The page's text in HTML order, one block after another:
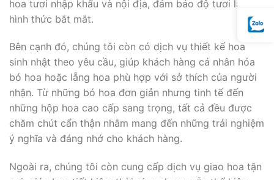
hoa tươi nhập khẩu và nội địa, đảm bảo độ tươi lâu và
hình thức bắt mắt.
Bên cạnh đó, chúng tôi còn có dịch vụ thiết kế hoa
sinh nhật theo yêu cầu, giúp khách hàng cá nhân hóa
bó hoa hoặc lẵng hoa phù hợp với sở thích của người
nhận. Từ những bó hoa đơn giản nhưng tinh tế đến
những hộp hoa cao cấp sang trọng, tất cả đều được
chăm chút cẩn thận nhằm mang đến những trải nghiệm
ý nghĩa và đáng nhớ cho khách hàng.
Ngoài ra, chúng tôi còn cung cấp dịch vụ giao hoa tận